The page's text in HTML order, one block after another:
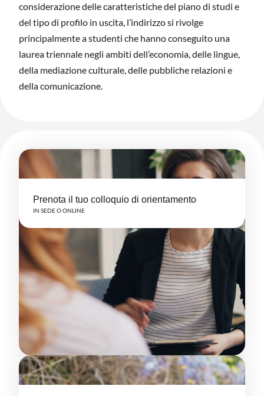
considerazione delle caratteristiche del piano di studi e
del tipo di profilo in uscita, l’indirizzo si rivolge
principalmente a studenti che hanno conseguito una
laurea triennale negli ambiti dell’economia, delle lingue,
della mediazione culturale, delle pubbliche relazioni e
della comunicazione.
Prenota il tuo colloquio di orientamento
IN SEDE O ONLINE